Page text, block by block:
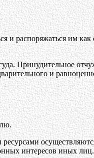
и распоряжаться им
Принудительное
и
интересов иных лиц.